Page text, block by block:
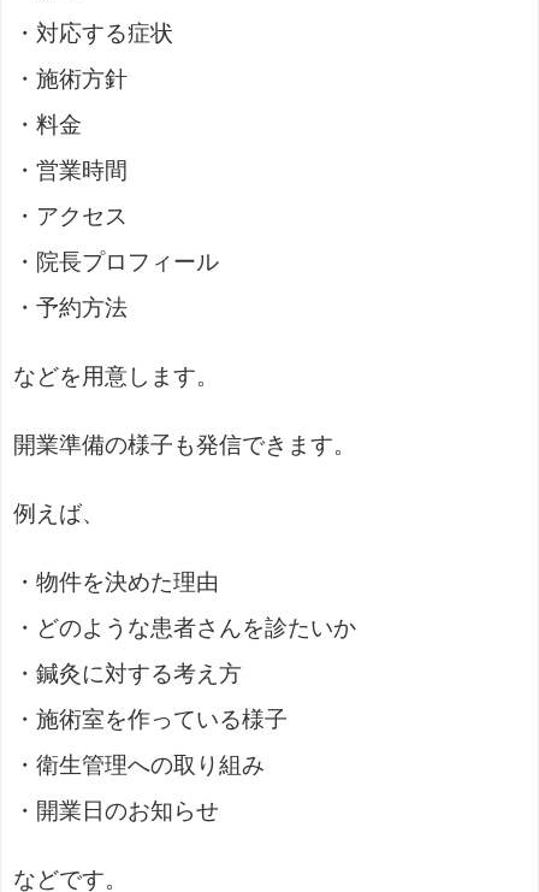
・対応する症状
・施術方針
・料金
・営業時間
・アクセス
・院長プロフィール
・予約方法
などを用意します。
開業準備の様子も発信できます。
例えば、
・物件を決めた理由
・どのような患者さんを診たいか
・鍼灸に対する考え方
・施術室を作っている様子
・衛生管理への取り組み
・開業日のお知らせ
などです。